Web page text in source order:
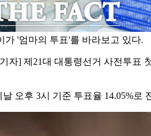
가 '엄마의 투표'를 바라보고 있다.
자] 제21대 대통령선거 사전투표
오후 3시 기준 투표율 14.05%로